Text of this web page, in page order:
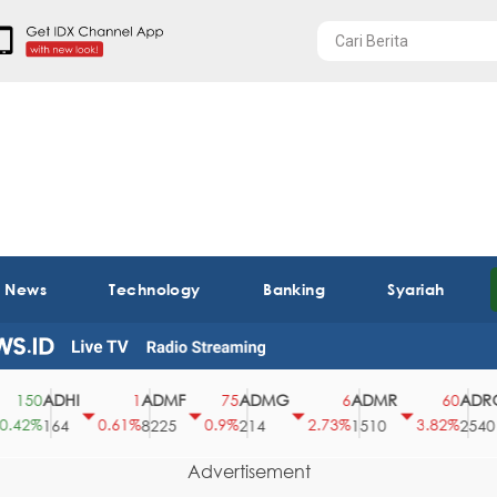
Technology Banking Syariah
150ADHI
164
0.61%
ADMF
8225
0.9%
ADMG
214
2.73%
ADMR
1510
3.82%
ADRO
2540
Advertisement